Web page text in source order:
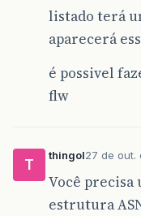
listado terá
aparecerá
é possivel
flw
T
thingol27 de out.
Você precisa
estrutura